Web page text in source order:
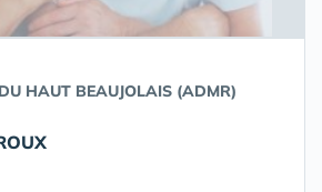
HAUT BEAUJOLAIS (ADMR)